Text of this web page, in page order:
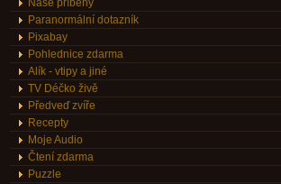
Naše příběhy
Paranormální dotazník
Pixabay
Pohlednice zdarma
Alík - vtipy a jiné
TV Déčko živě
Předveď zvíře
Recepty
Moje Audio
Čtení zdarma
Puzzle